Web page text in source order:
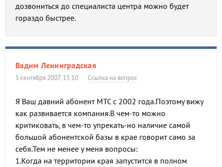
дозвониться до специалиста центра можно будет
гораздо быстрее.
Вадим Ленинградская
5 сентября 2007, 15:10 Ссылка на вопрос
Я Ваш давний абонент МТС с 2002 года.Поэтому вижу
как развивается компания.В чем-то можно
критиковать, в чем-то упрекать-но наличие самой
большой абонентской базы в крае говорит само за
себя.Тем не менее у меня вопросы:
1.Когда на территории края запустится в полном